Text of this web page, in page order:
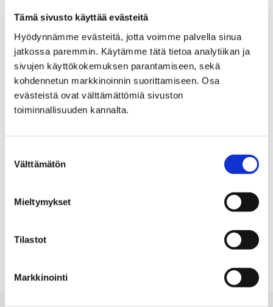
Tämä sivusto käyttää evästeitä
Hyödynnämme evästeitä, jotta voimme palvella sinua
jatkossa paremmin. Käytämme tätä tietoa analytiikan ja
sivujen käyttökokemuksen parantamiseen, sekä
kohdennetun markkinoinnin suorittamiseen. Osa
evästeistä ovat välttämättömiä sivuston
toiminnallisuuden kannalta.
valinta
Välttämätön
Mieltymykset
Tilastot
Markkinointi
Filter post type
ALL
, SELECTEDPAGES NEWS
Month, selection submits the formYear, selection submits the form
No results